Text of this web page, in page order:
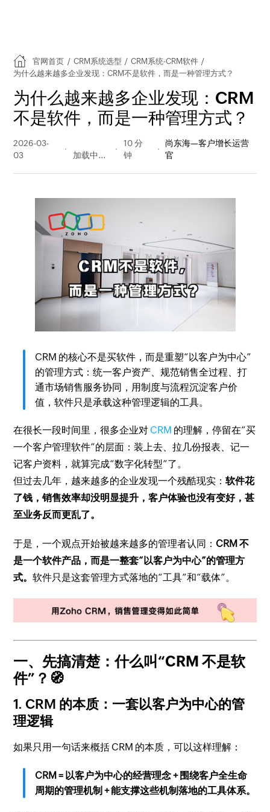
官网首页 / CRM系统选型 / CRM系统-CRM软件 /
为什么越来越多企业发现：CRM不是软件，而是一种管理方式？
为什么越来越多企业发现：CRM
不是软件，而是一种管理方式？
2026-03-
03
量
10 分
钟
尚东海—客户增长运营
官
CRM 的核心不是买软件，而是重塑“以客户为中心”
的管理方式：统一客户资产、规范销售全过程、打
通市场销售服务协同，用制度与流程沉淀客户价
值，软件只是承载这种管理逻辑的工具。
在很长一段时间里，很多企业对 CRM 的理解，停留在“买
一个客户管理软件”的层面：装上去、拉几份报表、记一
记客户资料，就算完成“数字化转型”了。
但过去几年，越来越多的企业发现一个残酷现实：软件花
了钱，销售效率却没明显提升，客户体验也没有变好，甚
至业务反而更乱了。
于是，一个观点开始被越来越多的管理者认同： CRM 不
是一个软件产品，而是一整套“以客户为中心”的管理方
式。软件只是这套管理方式落地的“工具”和“载体”。
一、先搞清楚：什么叫“CRM 不是软
件”？🧭
1. CRM 的本质：一套以客户为中心的管
理逻辑
如果只用一句话来概括 CRM 的本质，可以这样理解：
CRM = 以客户为中心的经营理念 + 围绕客户全生命
周期的管理机制 + 能支撑这些机制落地的工具体系。